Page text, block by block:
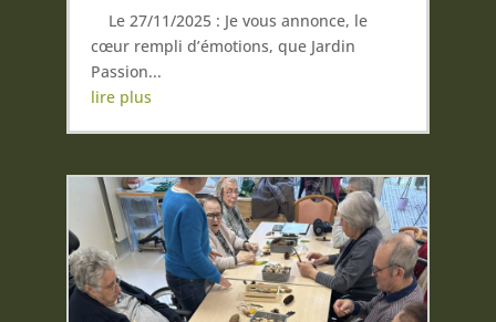
Le 27/11/2025 : Je vous annonce, le
cœur rempli d’émotions, que Jardin
Passion...
lire plus